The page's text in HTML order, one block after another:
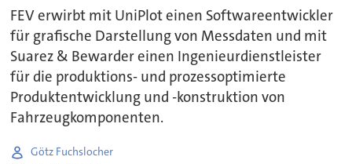
FEV erwirbt mit UniPlot einen Softwareentwickler
für grafische Darstellung von Messdaten und mit
Suarez & Bewarder einen Ingenieurdienstleister
für die produktions- und prozessoptimierte
Produktentwicklung und -konstruktion von
Fahrzeugkomponenten.
Götz Fuchslocher